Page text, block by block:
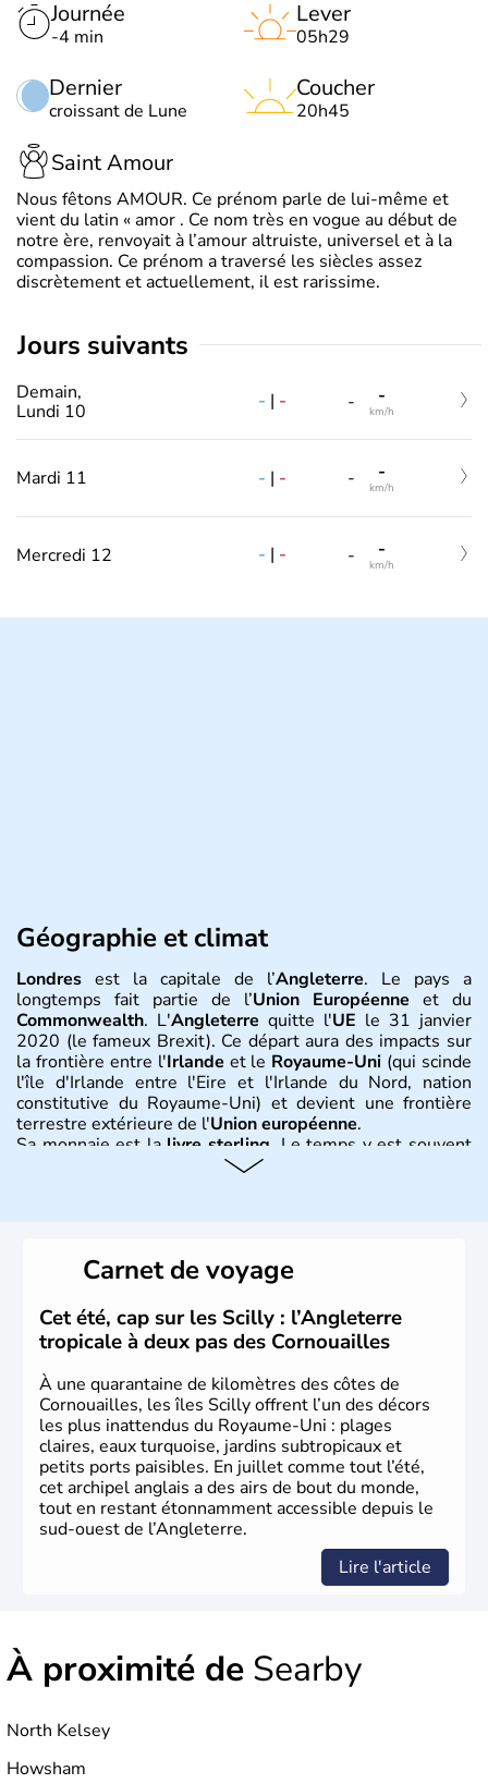
Journée
-4 min
Dernier
croissant de Lune
Lever
05h29
Coucher
20h45
Saint Amour
Nous fêtons AMOUR. Ce prénom parle de lui-même et
vient du latin « amor . Ce nom très en vogue au début de
notre ère, renvoyait à l’amour altruiste, universel et à la
compassion. Ce prénom a traversé les siècles assez
discrètement et actuellement, il est rarissime.
jours suivants
Demain,
Lundi 10
- | - - -
km/h
Mardi 11 - | - - -
km/h
Mercredi 12 - | - - -
km/h
Géographie et climat
Londres est la capitale de l’Angleterre. Le pays a
longtemps fait partie de l’Union Européenne et du
Commonwealth. L'Angleterre quitte l'UE le 31 janvier
2020 (le fameux Brexit). Ce départ aura des impacts sur
la frontière entre l'Irlande et le Royaume-Uni (qui scinde
l'île d'Irlande entre l'Eire et l'Irlande du Nord, nation
constitutive du Royaume-Uni) et devient une frontière
terrestre extérieure de l'Union européenne.
Sa monnaie est lalivre sterling . Le temps y est souvent
instable avec de nombreuses précipitations : il s’agit d’un
Histoire et administration
L'Angleterre est l’une des quatre nations constitutives du
Royaume-Uni. Elle est peuplée de plus de 50 millions
d’habitants, les Anglais, et constitue à elle seule, près de
84% de la population de l’ensemble. Le pays s’est créé au
Xème siècle et tient son nom desAngles
germanique installé sur ces terres. Première démocratie
parlementaire au monde, elle doit son développement à
l’essor industriel du XIXème siècle.
Carnet de voyage
Cet été, cap sur les Scilly : l’Angleterre
tropicale à deux pas des Cornouailles
À une quarantaine de kilomètres des côtes de
Cornouailles, les îles Scilly offrent l’un des décors
les plus inattendus du Royaume-Uni : plages
claires, eaux turquoise, jardins subtropicaux et
petits ports paisibles. En juillet comme tout l’été,
cet archipel anglais a des airs de bout du monde,
tout en restant étonnamment accessible depuis le
sud-ouest de l’Angleterre.
Lire l'article
À proximité de Searby
North Kelsey
Howsham